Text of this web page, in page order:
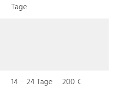
Tage
14 – 24 Tage 200 €